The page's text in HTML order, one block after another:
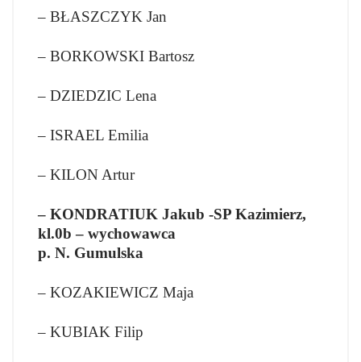
– BŁASZCZYK Jan
– BORKOWSKI Bartosz
– DZIEDZIC Lena
– ISRAEL Emilia
– KILON Artur
– KONDRATIUK Jakub -SP Kazimierz,
kl.0b – wychowawca
p. N. Gumulska
– KOZAKIEWICZ Maja
– KUBIAK Filip